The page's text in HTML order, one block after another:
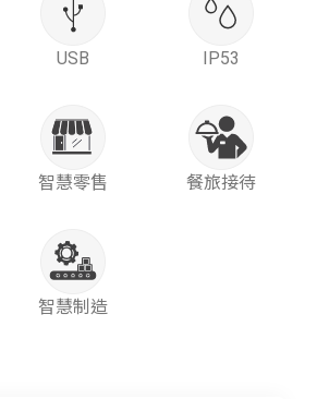
USB IP53
智慧零售 餐旅接待
智慧制造